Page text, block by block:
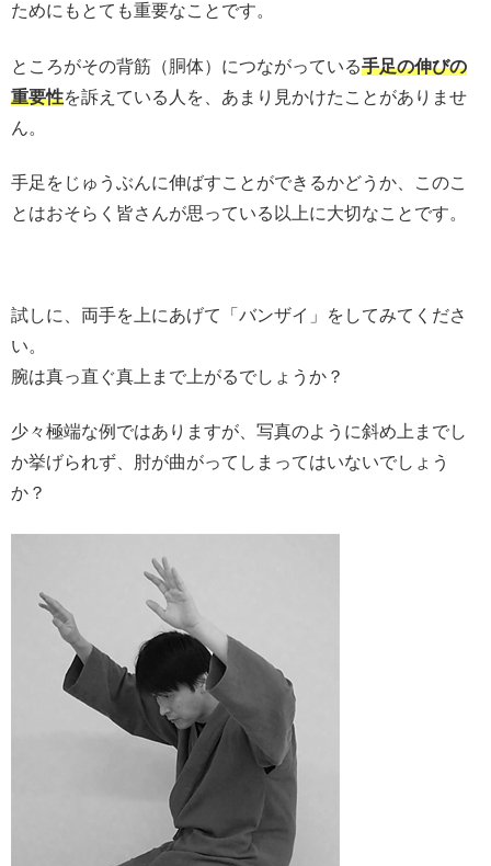
ためにもとても重要なことです。
ところがその背筋（胴体）につながっている手足の伸びの
重要性を訴えている人を、あまり見かけたことがありませ
ん。
手足をじゅうぶんに伸ばすことができるかどうか、このこ
とはおそらく皆さんが思っている以上に大切なことです。
試しに、両手を上にあげて「バンザイ」をしてみてくださ
い。
腕は真っ直ぐ真上まで上がるでしょうか？
少々極端な例ではありますが、写真のように斜め上までし
か挙げられず、肘が曲がってしまってはいないでしょう
か？